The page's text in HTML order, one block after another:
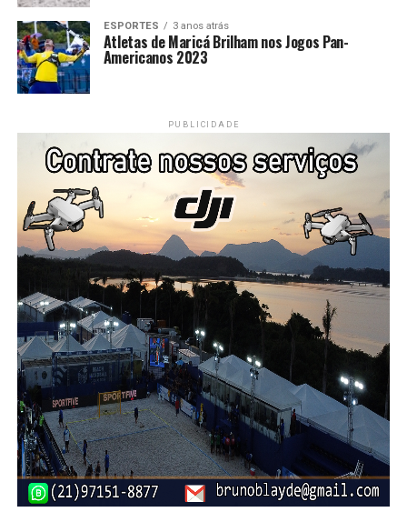
ESPORTES 3 anos atrás
Atletas de Maricá Brilham nos Jogos Pan-
Americanos 2023
PUBLICIDADE